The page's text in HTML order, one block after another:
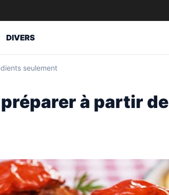
DIVERS
seulement
à partir de